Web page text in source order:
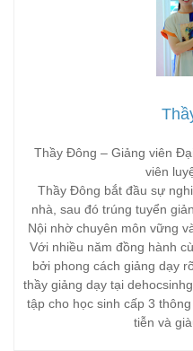
Thầy Đông – Giảng viên
viên
Thầy Đông bắt đầu sự
nhà, sau đó trúng tuyển
Nội nhờ chuyên môn vững
Với nhiều năm đồng hành
bởi phong cách giảng dạy
thầy giảng dạy tại
tập cho học sinh cấp 3
tiễn và